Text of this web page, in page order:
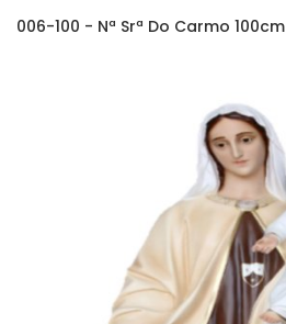
006-100 - Nª Srª Do Carmo 100cm